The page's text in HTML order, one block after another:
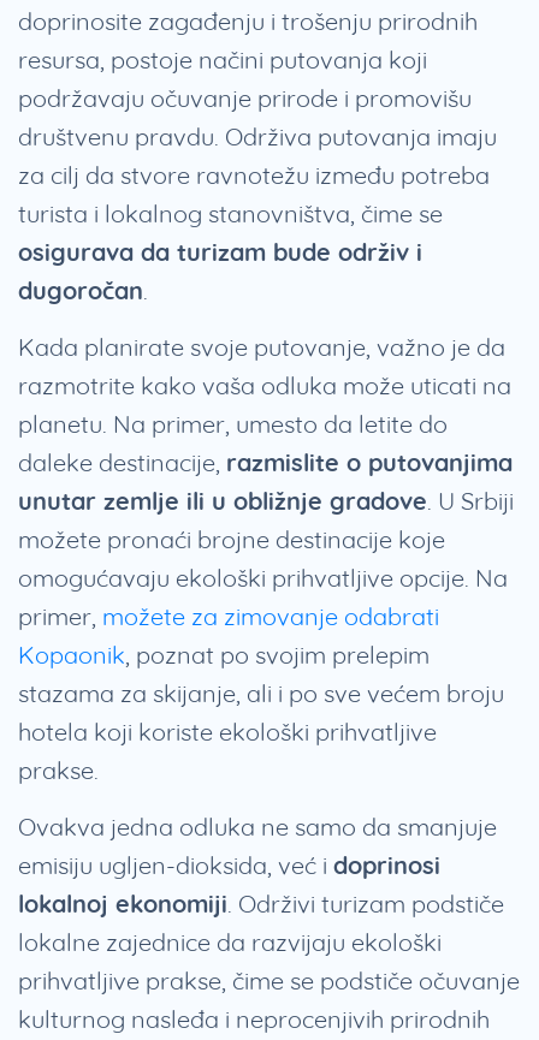
doprinosite zagađenju i trošenju prirodnih
resursa, postoje načini putovanja koji
podržavaju očuvanje prirode i promovišu
društvenu pravdu. Održiva putovanja imaju
za cilj da stvore ravnotežu između potreba
turista i lokalnog stanovništva, čime se
osigurava da turizam bude održiv i
dugoročan
Kada planirate svoje putovanje, važno je da
razmotrite kako vaša odluka može uticati na
planetu. Na primer, umesto da letite do
daleke destinacije, razmislite o putovanjima
unutar zemlje ili u obližnje gradove . U Srbiji
možete pronaći brojne destinacije koje
omogućavaju ekološki prihvatljive opcije. Na
primer, možete za zimovanje odabrati
Kopaonik , poznat po svojim prelepim
stazama za skijanje, ali i po sve većem broju
hotela koji koriste ekološki prihvatljive
prakse.
Ovakva jedna odluka ne samo da smanjuje
emisiju ugljen-dioksida, već i doprinosi
lokalnoj ekonomiji . Održivi turizam podstiče
lokalne zajednice da razvijaju ekološki
prihvatljive prakse, čime se podstiče očuvanje
kulturnog nasleđa i neprocenjivih prirodnih